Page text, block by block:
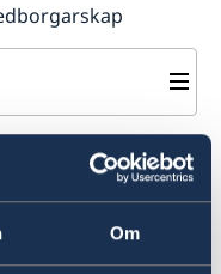
Om
kontakta